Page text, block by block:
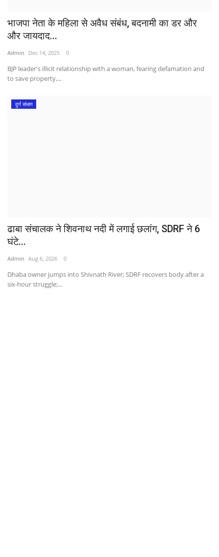
भाजपा नेता के महिला से अवैध संबंध, बदनामी का डर और
और जायदाद...
Admin Dec 14, 2025 0
BJP leader's illicit relationship with a woman, fearing defamation and
to save property,...
दुर्ग संभाग
ढाबा संचालक ने शिवनाथ नदी में लगाई छलांग, SDRF ने 6
घंटे...
Admin Aug 6, 2026 0
Dhaba owner jumps into Shivnath River; SDRF recovers body after a
six-hour struggle;...